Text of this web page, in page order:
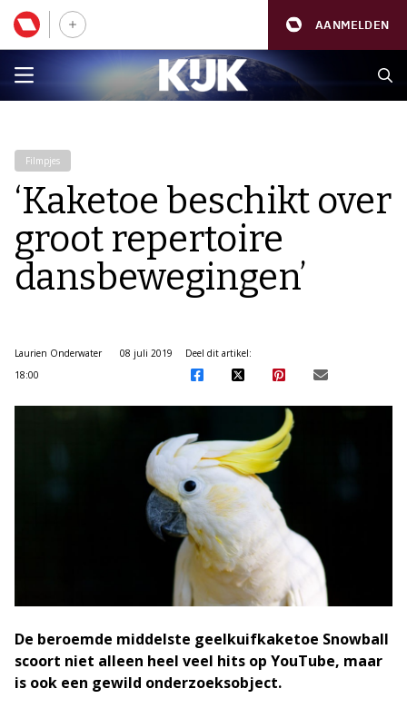
AANMELDEN
Filmpjes
‘Kaketoe beschikt over
groot repertoire
dansbewegingen’
Laurien Onderwater
08 juli 2019
18:00
Deel dit artikel:
De beroemde middelste geelkuifkaketoe Snowball
scoort niet alleen heel veel hits op YouTube, maar
is ook een gewild onderzoeksobject.